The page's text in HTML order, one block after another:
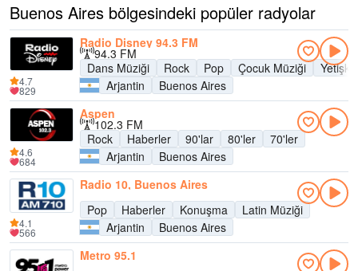
Buenos Aires bölgesindeki popüler radyolar
Radio Disney 94.3 FM
94.3 FM
Dans Müziği
Rock Pop Çocuk Müziği
Arjantin
Buenos Aires
4.7
829
Aspen
102.3 FM
Rock
Haberler 90'lar 80'ler
70'ler
Arjantin
Buenos Aires
4.6
684
Radio 10, Buenos Aires
Pop
Haberler Konuşma
Latin Müziği
Arjantin
Buenos Aires
4.1
566
Metro 95.1